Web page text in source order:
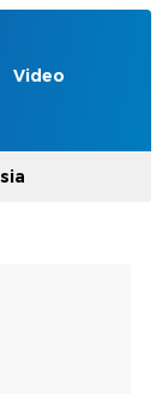
Video